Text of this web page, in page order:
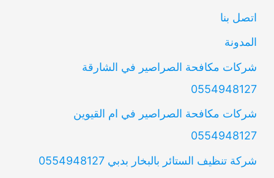
اتصل بنا
المدونة
شركات مكافحة الصراصير في الشارقة
0554948127
شركات مكافحة الصراصير في ام القيوين
0554948127
شركة تنظيف الستائر بالبخار بدبي 0554948127